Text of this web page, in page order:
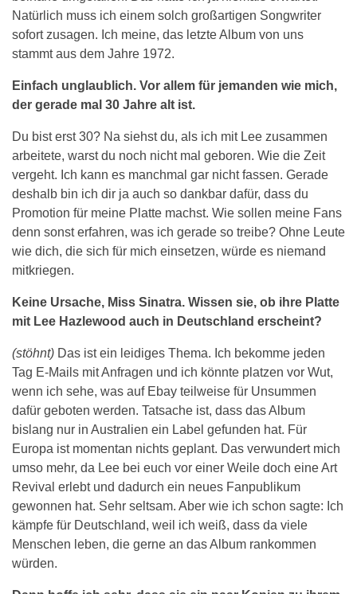
Natürlich muss ich einem solch großartigen Songwriter
sofort zusagen. Ich meine, das letzte Album von uns
stammt aus dem Jahre 1972.
Einfach unglaublich. Vor allem für jemanden wie mich,
der gerade mal 30 Jahre alt ist.
Du bist erst 30? Na siehst du, als ich mit Lee zusammen
arbeitete, warst du noch nicht mal geboren. Wie die Zeit
vergeht. Ich kann es manchmal gar nicht fassen. Gerade
deshalb bin ich dir ja auch so dankbar dafür, dass du
Promotion für meine Platte machst. Wie sollen meine Fans
denn sonst erfahren, was ich gerade so treibe? Ohne Leute
wie dich, die sich für mich einsetzen, würde es niemand
mitkriegen.
Keine Ursache, Miss Sinatra. Wissen sie, ob ihre Platte
mit Lee Hazlewood auch in Deutschland erscheint?
(stöhnt) Das ist ein leidiges Thema. Ich bekomme jeden
Tag E-Mails mit Anfragen und ich könnte platzen vor Wut,
wenn ich sehe, was auf Ebay teilweise für Unsummen
dafür geboten werden. Tatsache ist, dass das Album
bislang nur in Australien ein Label gefunden hat. Für
Europa ist momentan nichts geplant. Das verwundert mich
umso mehr, da Lee bei euch vor einer Weile doch eine Art
Revival erlebt und dadurch ein neues Fanpublikum
gewonnen hat. Sehr seltsam. Aber wie ich schon sagte: Ich
kämpfe für Deutschland, weil ich weiß, dass da viele
Menschen leben, die gerne an das Album rankommen
würden.